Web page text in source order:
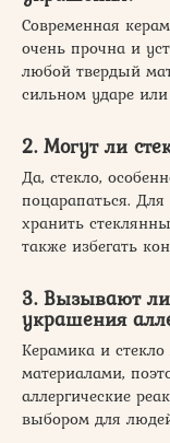
Современная
очень прочна и
любой твердый
сильном ударе
2. Могут ли
Да, стекло,
поцарапаться. Для
хранить
также избегать
3. Вызывают
украшения
Керамика и
материалами,
аллергические
выбором для